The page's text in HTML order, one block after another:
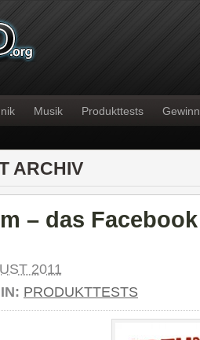
Musik Produkttests
ARCHIV
– das
2011
PRODUKTTESTS